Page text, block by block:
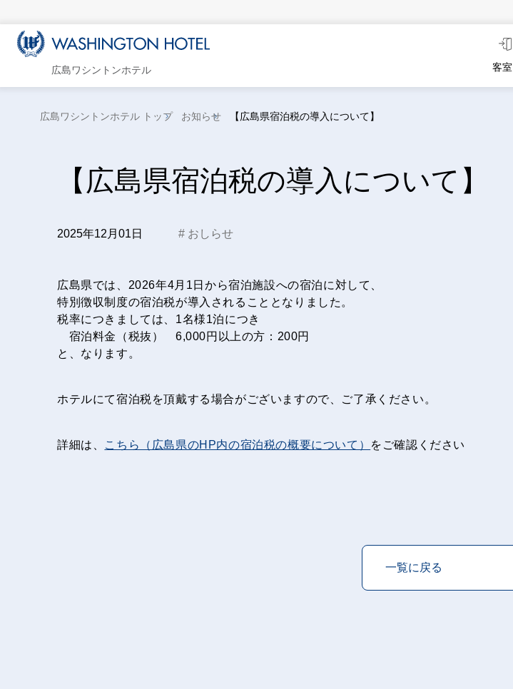
広島ワシントンホテル 客室
広島ワシントンホテル トップ お知らせ 【広島県宿泊税の導入について】
【広島県宿泊税の導入について】
2025年12月01日 おしらせ
広島県では、2026年4月1日から宿泊施設への宿泊に対して、
特別徴収制度の宿泊税が導入されることとなりました。
税率につきましては、1名様1泊につき
宿泊料金（税抜） 6,000円以上の方：200円
と、なります。
ホテルにて宿泊税を頂戴する場合がございますので、ご了承ください。
詳細は、 こちら（広島県のHP内の宿泊税の概要について） をご確認ください
一覧に戻る